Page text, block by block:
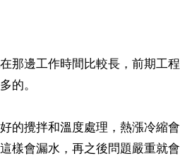
那邊工作時間比較長，前期工程
的。
的攪拌和溫度處理，熱漲冷縮會
樣會漏水，再之後問題嚴重就會